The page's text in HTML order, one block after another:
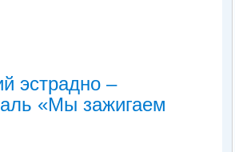
эстрадно –
«Мы зажигаем